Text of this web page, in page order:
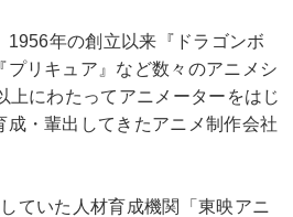
1956年の創立以来『ドラゴンボ
プリキュア』など数々のアニメシ
上にわたってアニメーターをはじ
成・輩出してきたアニメ制作会社
ていた人材育成機関「東映アニ